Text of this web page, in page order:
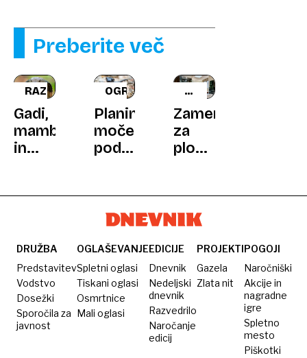
Preberite več
RAZISKAVA
Gadi,
mambe
in
pohodu:
strupenih
kač
narašča
OGROŽEN
Planinski
močerad
pod
alarm,
ki
zlom
našega
alpskega
ekosistema
OPREMLJANJE
Zamenjava
za
ploščice?
posnema
kamen
zdrži
desetletja
DRUŽBA
Predstavitev
Vodstvo
Dosežki
Sporočila za
javnost
OGLAŠEVANJE
Spletni oglasi
Tiskani oglasi
Osmrtnice
Mali oglasi
EDICIJE
Dnevnik
Nedeljski
dnevnik
Razvedrilo
Naročanje
edicij
PROJEKTI
Gazela
Zlata nit
POGOJI
Naročniški
Akcije in
nagradne
igre
Spletno
mesto
Piškotki